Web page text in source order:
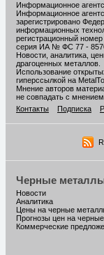
Информационное
Информационное
зарегистрировано
информационных
регистрационный
серия ИА № ФС 77 -
Новости, аналитика,
драгоценных металлов.
Использование
гиперссылкой на
Мнение авторов
не совпадать с мнением
Контакты
Подписка
Черные
Новости
Аналитика
Цены на черные
Прогнозы цен на
Коммерческие